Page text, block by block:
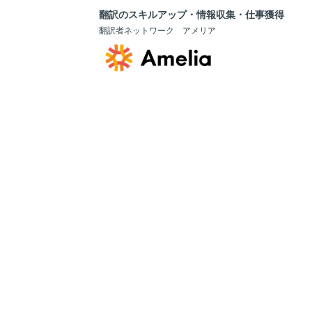
翻訳のスキルアップ・情報収集・仕事獲得
翻訳者ネットワーク アメリア